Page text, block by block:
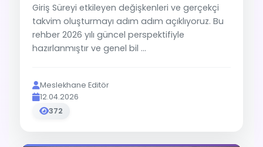
Giriş Süreyi etkileyen değişkenleri ve gerçekçi
takvim oluşturmayı adım adım açıklıyoruz. Bu
rehber 2026 yılı güncel perspektifiyle
hazırlanmıştır ve genel bil ...
Meslekhane Editör
12.04.2026
372